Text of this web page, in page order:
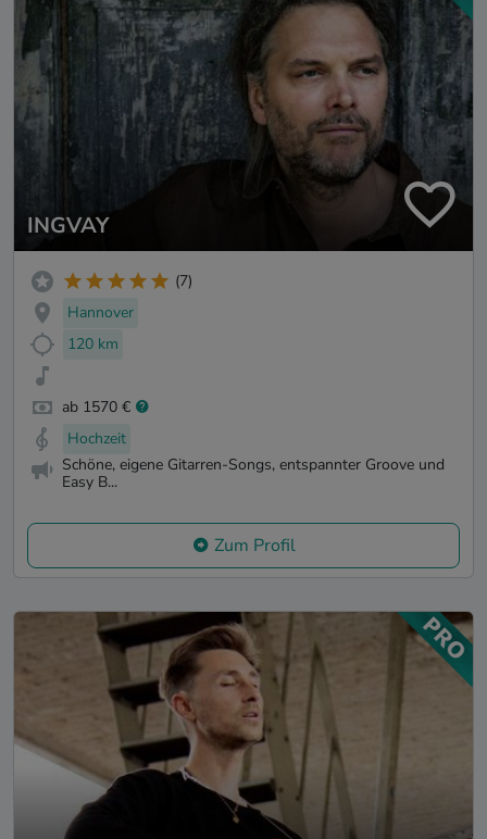
INGVAY
(7)
Hannover
120 km
ab 1570 €
Hochzeit
Schöne, eigene Gitarren-Songs, entspannter Groove und
Easy B...
Zum Profil